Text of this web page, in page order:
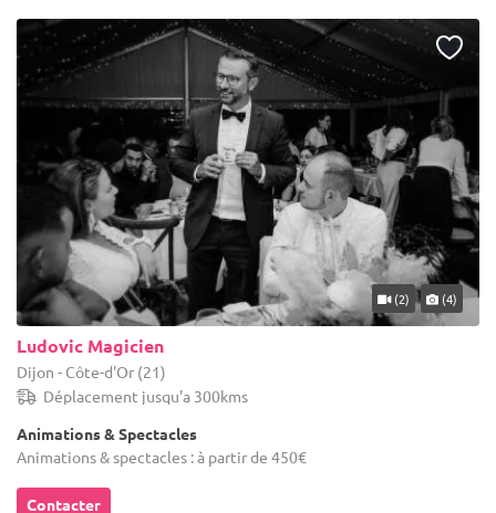
(2) (4)
Ludovic Magicien
Dijon - Côte-d'Or (21)
Déplacement jusqu'a 300kms
Animations & Spectacles
Animations & spectacles : à partir de 450€
Contacter